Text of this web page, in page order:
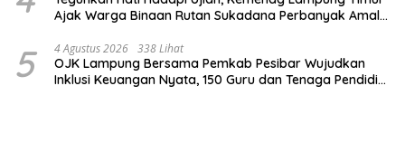
Ajak Warga Binaan Rutan Sukadana Perbanyak Amal
5 4 Agustus 2026 338 Lihat
OJK Lampung Bersama Pemkab Pesibar Wujudkan
Inklusi Keuangan Nyata, 150 Guru dan Tenaga Pendidik